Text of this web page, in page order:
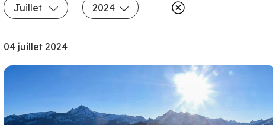
Juillet 2024
04 juillet 2024